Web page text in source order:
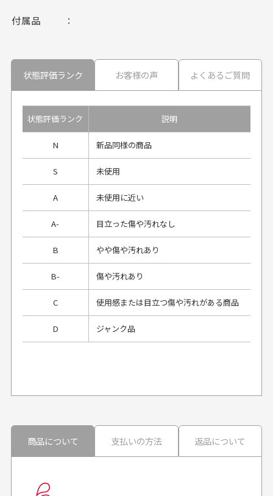
付属品
状態評価ランク お客様の声 よくあるご質問
状態評価ランク 説明
N 新品同様の商品
S 未使用
A 未使用に近い
A- 目立った傷や汚れなし
B やや傷や汚れあり
B- 傷や汚れあり
C 使用感または目立つ傷や汚れがある商品
D ジャンク品
良かった！
30代男性
商品について 支払いの方法 返品について